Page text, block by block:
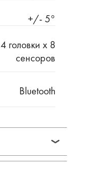
+/- 5°
4 головки х 8
сенсоров
Bluetooth